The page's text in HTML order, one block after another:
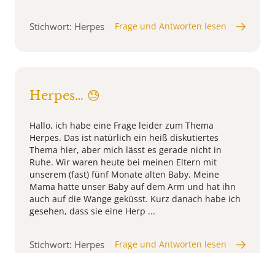
Stichwort: Herpes Frage und Antworten lesen
Herpes… 😓
Hallo, ich habe eine Frage leider zum Thema
Herpes. Das ist natürlich ein heiß diskutiertes
Thema hier, aber mich lässt es gerade nicht in
Ruhe. Wir waren heute bei meinen Eltern mit
unserem (fast) fünf Monate alten Baby. Meine
Mama hatte unser Baby auf dem Arm und hat ihn
auch auf die Wange geküsst. Kurz danach habe ich
gesehen, dass sie eine Herp ...
Stichwort: Herpes Frage und Antworten lesen